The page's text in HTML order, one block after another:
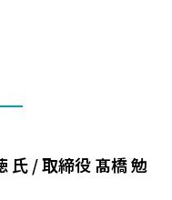
氏 / 取締役 髙橋 勉